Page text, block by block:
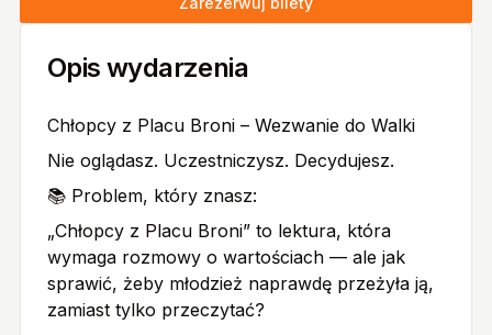
Opis wydarzenia
Chłopcy z Placu Broni – Wezwanie do Walki
Nie oglądasz. Uczestniczysz. Decydujesz.
📚 Problem, który znasz:
„Chłopcy z Placu Broni” to lektura, która
wymaga rozmowy o wartościach — ale jak
sprawić, żeby młodzież naprawdę przeżyła ją,
zamiast tylko przeczytać?